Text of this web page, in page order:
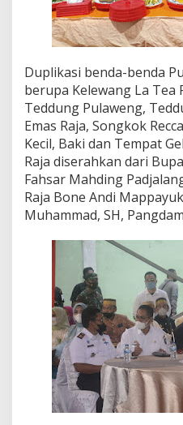
u
p
l
k
t
B
e
n
d
a
P
u
s
k
a
K
e
r
a
j
a
a
n
B
Duplikasi benda-benda
berupa Kelewang La Tea
Teddung Pulaweng,
Emas Raja, Songkok
Kecil, Baki dan Tempat
Raja diserahkan dari
Fahsar Mahding
Raja Bone Andi
Muhammad, SH,